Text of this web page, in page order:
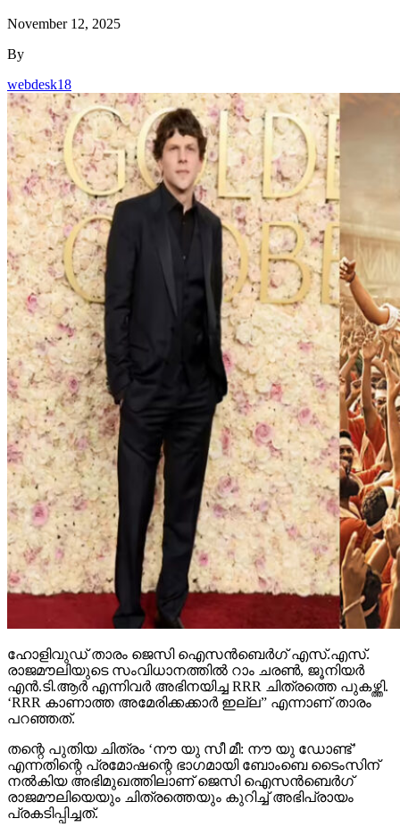
November 12, 2025
By
webdesk18
ഹോളിവുഡ് താരം ജെസി ഐസന്‍ബെര്‍ഗ് എസ്.എസ്.
രാജമൗലിയുടെ സംവിധാനത്തില്‍ റാം ചരണ്‍, ജൂനിയര്‍
എന്‍.ടി.ആര്‍ എന്നിവര്‍ അഭിനയിച്ച RRR ചിത്രത്തെ പുകഴ്ത്തി.
‘RRR കാണാത്ത അമേരിക്കക്കാര്‍ ഇല്ല” എന്നാണ് താരം
പറഞ്ഞത്.
തന്റെ പുതിയ ചിത്രം ‘നൗ യു സീ മീ: നൗ യു ഡോണ്ട്’
എന്നതിന്റെ പ്രമോഷന്റെ ഭാഗമായി ബോംബെ ടൈംസിന്
നല്‍കിയ അഭിമുഖത്തിലാണ് ജെസി ഐസന്‍ബെര്‍ഗ്
രാജമൗലിയെയും ചിത്രത്തെയും കുറിച്ച് അഭിപ്രായം
പ്രകടിപ്പിച്ചത്.